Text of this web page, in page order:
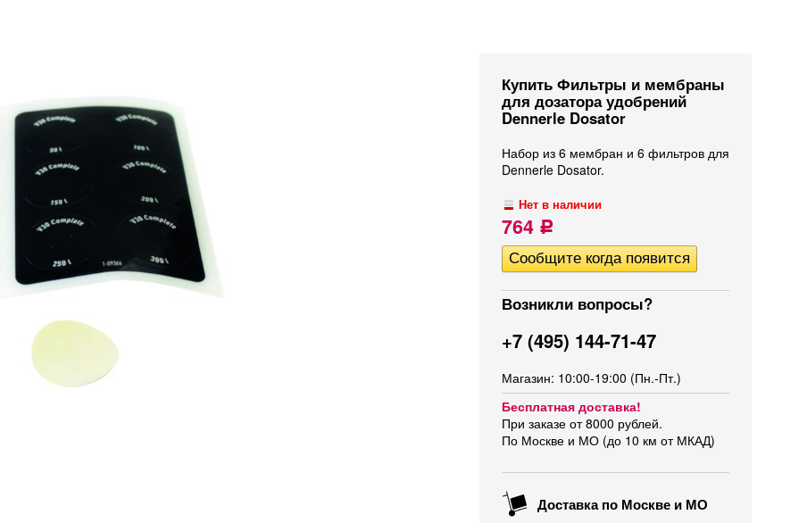
Купить Фильтры и мембраны
для дозатора удобрений
Dennerle Dosator
Набор из 6 мембран и 6 фильтров для
Dennerle Dosator.
Нет в наличии
764 Р
Возникли вопросы?
+7 (495) 144-71-47
Магазин: 10:00-19:00 (Пн.-Пт.)
Бесплатная доставка!
При заказе от 8000 рублей.
По Москве и МО (до 10 км от МКАД)
Доставка по Москве и МО